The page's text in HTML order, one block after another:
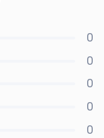
0
0
0
0
0